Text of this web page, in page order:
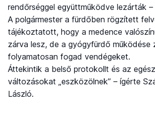
rendőrséggel együttműködve lezárták
A polgármester a fürdőben rögzített
tájékoztatott, hogy a medence
zárva lesz, de a gyógyfürdő működése
folyamatosan fogad vendégeket.
Áttekintik a belső protokollt és az
változásokat „eszközölnek” – ígérte
László.